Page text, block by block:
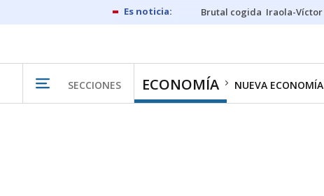
Brutal cogida Iraola-Víctor
SECCIONES ECONOMÍA NUEVA ECONOMÍA